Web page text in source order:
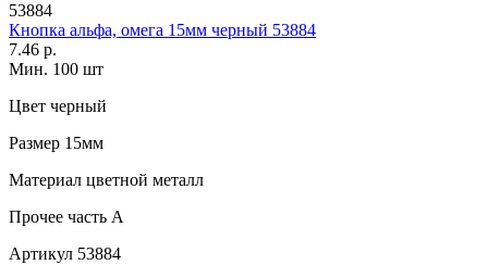
53884
Кнопка альфа, омега 15мм черный 53884
7.46 р.
Мин. 100 шт
Цвет черный
Размер 15мм
Материал цветной металл
Прочее часть A
Артикул 53884